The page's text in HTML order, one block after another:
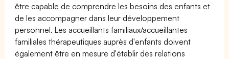
être capable de comprendre les besoins des enfants et
de les accompagner dans leur développement
personnel. Les accueillants familiaux/accueillantes
familiales thérapeutiques auprès d'enfants doivent
également être en mesure d'établir des relations